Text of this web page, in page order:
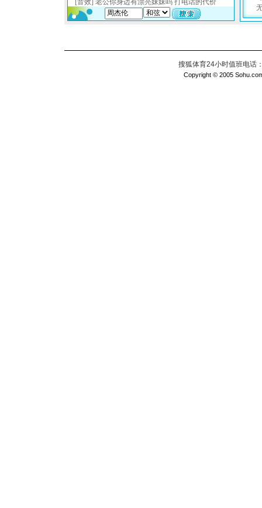
搜狐体育24小时值班电话
Copyright © 2005